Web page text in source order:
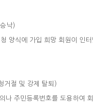
낙)
양식에 가입 희망 회원이 인
거절 및 강제 탈퇴)
나 주민등록번호를 도용하여